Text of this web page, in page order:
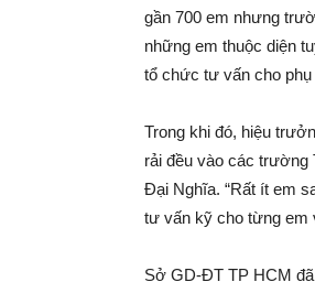
gần 700 em nhưng
những em thuộc diện
tổ chức tư vấn cho phụ
Trong khi đó, hiệu
rải đều vào các trường
Đại Nghĩa. “Rất ít em
tư vấn kỹ cho từng em
Sở GD-ĐT TP HCM